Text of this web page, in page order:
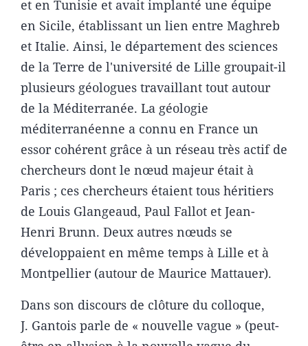
et en Tunisie et avait implanté une équipe
en Sicile, établissant un lien entre Maghreb
et Italie. Ainsi, le département des sciences
de la Terre de l'université de Lille groupait-il
plusieurs géologues travaillant tout autour
de la Méditerranée. La géologie
méditerranéenne a connu en France un
essor cohérent grâce à un réseau très actif de
chercheurs dont le nœud majeur était à
Paris ; ces chercheurs étaient tous héritiers
de Louis Glangeaud, Paul Fallot et Jean-
Henri Brunn. Deux autres nœuds se
développaient en même temps à Lille et à
Montpellier (autour de Maurice Mattauer).
Dans son discours de clôture du colloque,
J. Gantois parle de « nouvelle vague » (peut-